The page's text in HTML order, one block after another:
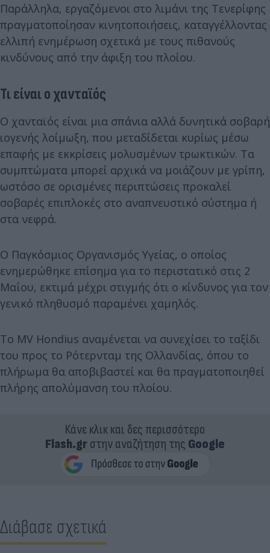
Παράλληλα, εργαζόμενοι στο λιμάνι της Τενερίφης
πραγματοποίησαν κινητοποιήσεις, καταγγέλλοντας
ελλιπή ενημέρωση σχετικά με τους πιθανούς
κινδύνους από την άφιξη του πλοίου.
Τι είναι ο χανταϊός
Ο χανταϊός είναι μια σπάνια αλλά δυνητικά σοβαρή
ιογενής λοίμωξη, που μεταδίδεται κυρίως μέσω
επαφής με εκκρίσεις μολυσμένων τρωκτικών. Τα
συμπτώματα μπορεί αρχικά να μοιάζουν με γρίπη,
ωστόσο σε ορισμένες περιπτώσεις προκαλεί
σοβαρές επιπλοκές στο αναπνευστικό σύστημα ή
στα νεφρά.
Ο Παγκόσμιος Οργανισμός Υγείας, ο οποίος
ενημερώθηκε επίσημα για το περιστατικό στις 2
Μαΐου, εκτιμά μέχρι στιγμής ότι ο κίνδυνος για τον
γενικό πληθυσμό παραμένει χαμηλός.
Το MV Hondius αναμένεται να συνεχίσει το ταξίδι
του προς το Ρότερνταμ της Ολλανδίας, όπου το
πλήρωμα θα αποβιβαστεί και θα πραγματοποιηθεί
πλήρης απολύμανση του πλοίου.
Κάνε κλικ και δες περισσότερο
Flash.grστην αναζήτηση της Google
Διάβασε σχετικά